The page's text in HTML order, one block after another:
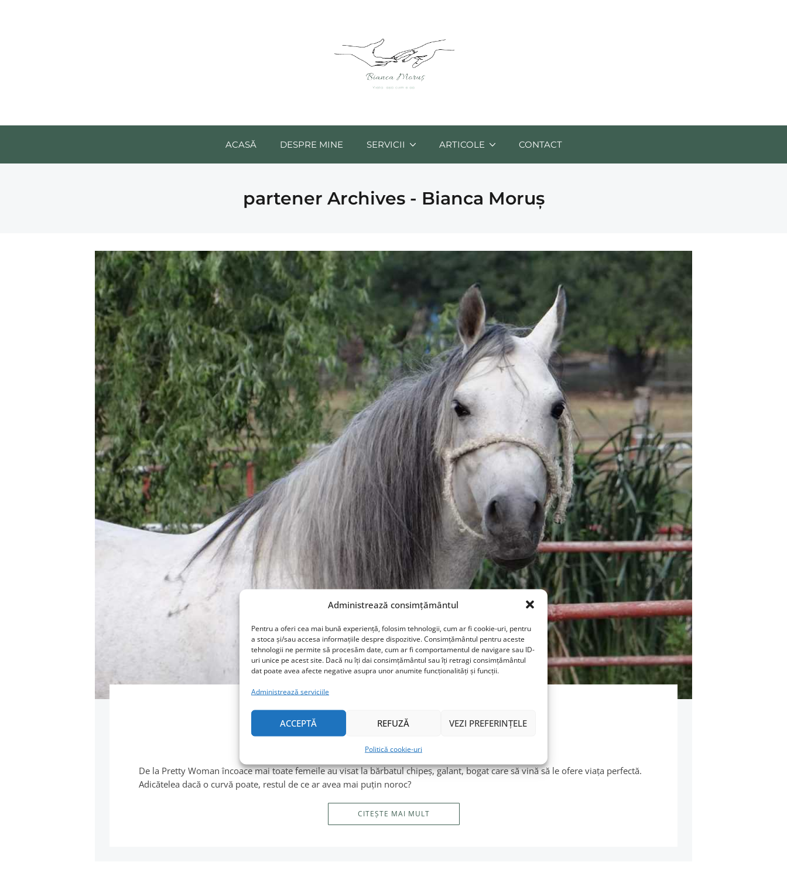
Administrează consimțământul
Pentru a oferi cea mai bună experiență, folosim tehnologii, cum ar fi cookie-uri, pentru
a stoca și/sau accesa informațiile despre dispozitive. Consimțământul pentru aceste
tehnologii ne permite să procesăm date, cum ar fi comportamentul de navigare sau ID-
uri unice pe acest site. Dacă nu îți dai consimțământul sau îți retragi consimțământul
dat poate avea afecte negative asupra unor anumite funcționalități și funcții.
Administrează serviciile
ACCEPTĂ REFUZĂ VEZI PREFERINȚELE
Politică cookie-uri
ACASĂ DESPRE MINE SERVICII ARTICOLE CONTACT
partener Archives - Bianca Moruș
Omorâți prințul pe cal alb
De la Pretty Woman încoace mai toate femeile au visat la bărbatul chipeş, galant, bogat care să vină să le ofere viața perfectă.
Adicătelea dacă o curvă poate, restul de ce ar avea mai puțin noroc?
CITEȘTE MAI MULT